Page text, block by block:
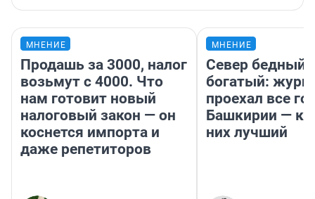
МНЕНИЕ
Продашь за 3000, налог
возьмут с 4000. Что
нам готовит новый
налоговый закон — он
коснется импорта и
даже репетиторов
МНЕНИЕ
Север бедный,
богатый:
проехал все
Башкирии —
них лучший